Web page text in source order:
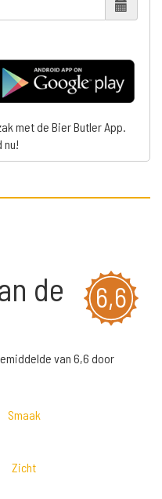
met de Bier Butler App.
nu!
6,6
de
van 6,6 door
Smaak
Zicht